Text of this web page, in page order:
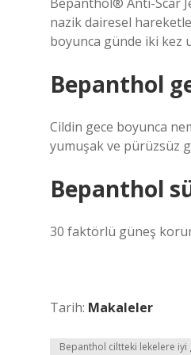
nazik dairesel
boyunca günde iki kez
Bepanthol
Cildin gece boyunca
yumuşak ve pürüzsüz
Bepanthol
30 faktörlü güneş
Tarih: Makaleler
Bepanthol ciltteki lekelere iyi